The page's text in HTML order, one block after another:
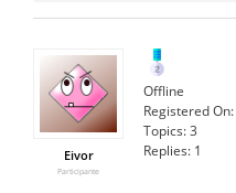
Eivor
Participante
Offline
Registered On:
Topics:3
Replies: 1